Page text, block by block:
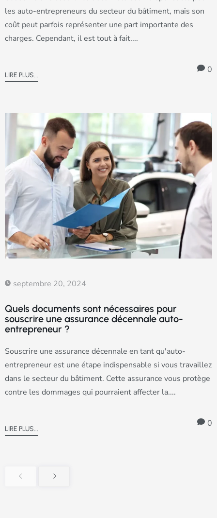
les auto-entrepreneurs du secteur du bâtiment, mais son
coût peut parfois représenter une part importante des
charges. Cependant, il est tout à fait....
LIRE PLUS...
0
septembre 20, 2024
Quels documents sont nécessaires pour
souscrire une assurance décennale auto-
entrepreneur ?
Souscrire une assurance décennale en tant qu'auto-
entrepreneur est une étape indispensable si vous travaillez
dans le secteur du bâtiment. Cette assurance vous protège
contre les dommages qui pourraient affecter la....
LIRE PLUS...
0